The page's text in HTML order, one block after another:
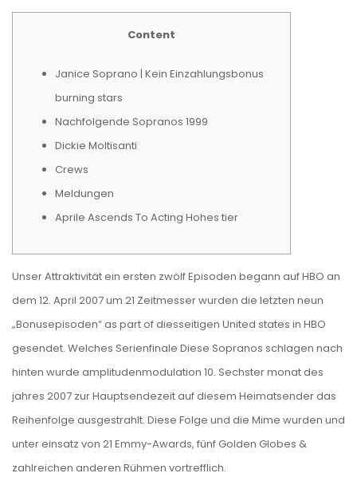
Content
Janice Soprano | Kein Einzahlungsbonus
burning stars
Nachfolgende Sopranos 1999
Dickie Moltisanti
Crews
Meldungen
Aprile Ascends To Acting Hohes tier
Unser Attraktivität ein ersten zwölf Episoden begann auf HBO an
dem 12. April 2007 um 21 Zeitmesser wurden die letzten neun
„Bonusepisoden“ as part of diesseitigen United states in HBO
gesendet. Welches Serienfinale Diese Sopranos schlagen nach
hinten wurde amplitudenmodulation 10. Sechster monat des
jahres 2007 zur Hauptsendezeit auf diesem Heimatsender das
Reihenfolge ausgestrahlt. Diese Folge und die Mime wurden und
unter einsatz von 21 Emmy-Awards, fünf Golden Globes &
zahlreichen anderen Rühmen vortrefflich.